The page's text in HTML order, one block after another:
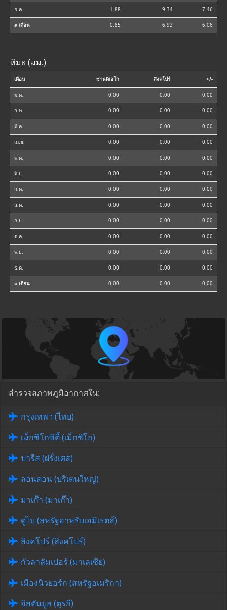
ธ.ค. 1.88 9.34 7.46
⌀ เดือน 0.85 6.92 6.06
หิมะ (มม.)
เดือน ซานดิเอโก สิงคโปร์ +/-
ม.ค. 0.00 0.00 0.00
ก.พ. 0.00 0.00 -0.00
มี.ค. 0.00 0.00 0.00
เม.ย. 0.00 0.00 0.00
พ.ค. 0.00 0.00 0.00
มิ.ย. 0.00 0.00 0.00
ก.ค. 0.00 0.00 0.00
ส.ค. 0.00 0.00 0.00
ก.ย. 0.00 0.00 0.00
ต.ค. 0.00 0.00 0.00
พ.ย. 0.00 0.00 0.00
ธ.ค. 0.00 0.00 0.00
⌀ เดือน 0.00 0.00 -0.00
สำรวจสภาพภูมิอากาศใน:
กรุงเทพฯ (ไทย)
เม็กซิโกซิตี้ (เม็กซิโก)
ปารีส (ฝรั่งเศส)
ลอนดอน (บริเตนใหญ่)
มาเก๊า (มาเก๊า)
ดูไบ (สหรัฐอาหรับเอมิเรตส์)
สิงคโปร์ (สิงคโปร์)
กัวลาลัมเปอร์ (มาเลเซีย)
เมืองนิวยอร์ก (สหรัฐอเมริกา)
อิสตันบูล (ตุรกี)